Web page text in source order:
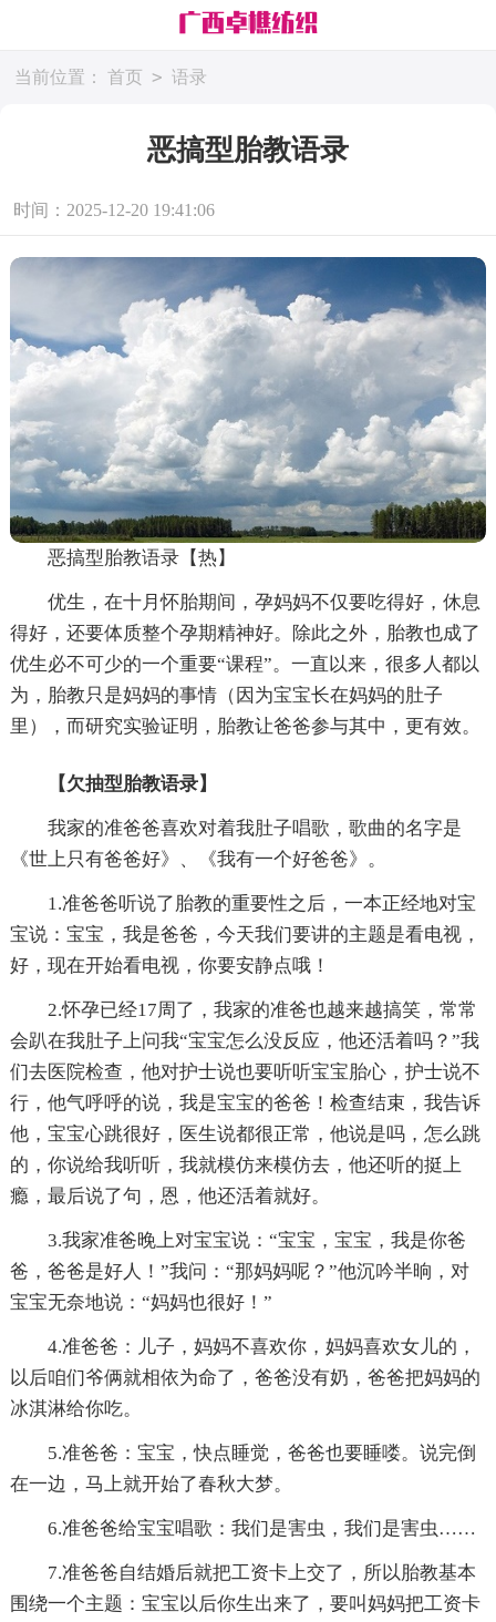
当前位置： 首页 > 语录
恶搞型胎教语录
时间：2025-12-20 19:41:06
恶搞型胎教语录【热】
优生，在十月怀胎期间，孕妈妈不仅要吃得好，休息
得好，还要体质整个孕期精神好。除此之外，胎教也成了
优生必不可少的一个重要“课程”。一直以来，很多人都以
为，胎教只是妈妈的事情（因为宝宝长在妈妈的肚子
里），而研究实验证明，胎教让爸爸参与其中，更有效。
【欠抽型胎教语录】
我家的准爸爸喜欢对着我肚子唱歌，歌曲的名字是
《世上只有爸爸好》、《我有一个好爸爸》。
1.准爸爸听说了胎教的重要性之后，一本正经地对宝
宝说：宝宝，我是爸爸，今天我们要讲的主题是看电视，
好，现在开始看电视，你要安静点哦！
2.怀孕已经17周了，我家的准爸也越来越搞笑，常常
会趴在我肚子上问我“宝宝怎么没反应，他还活着吗？”我
们去医院检查，他对护士说也要听听宝宝胎心，护士说不
行，他气呼呼的说，我是宝宝的爸爸！检查结束，我告诉
他，宝宝心跳很好，医生说都很正常，他说是吗，怎么跳
的，你说给我听听，我就模仿来模仿去，他还听的挺上
瘾，最后说了句，恩，他还活着就好。
3.我家准爸晚上对宝宝说：“宝宝，宝宝，我是你爸
爸，爸爸是好人！”我问：“那妈妈呢？”他沉吟半晌，对
宝宝无奈地说：“妈妈也很好！”
4.准爸爸：儿子，妈妈不喜欢你，妈妈喜欢女儿的，
以后咱们爷俩就相依为命了，爸爸没有奶，爸爸把妈妈的
冰淇淋给你吃。
5.准爸爸：宝宝，快点睡觉，爸爸也要睡喽。说完倒
在一边，马上就开始了春秋大梦。
6.准爸爸给宝宝唱歌：我们是害虫，我们是害虫……
7.准爸爸自结婚后就把工资卡上交了，所以胎教基本
围绕一个主题：宝宝以后你生出来了，要叫妈妈把工资卡